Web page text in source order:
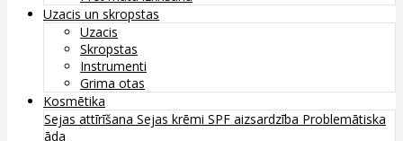
Uzacis un skropstas
Uzacis
Skropstas
Instrumenti
Grima otas
Kosmētika
Sejas attīrīšana Sejas krēmi SPF aizsardzība Problemātiska
āda